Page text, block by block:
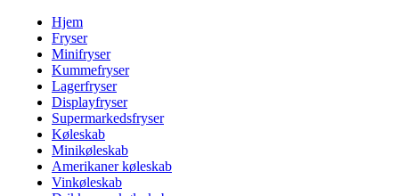
Hjem
Fryser
Minifryser
Kummefryser
Lagerfryser
Displayfryser
Supermarkedsfryser
Køleskab
Minikøleskab
Amerikaner køleskab
Vinkøleskab